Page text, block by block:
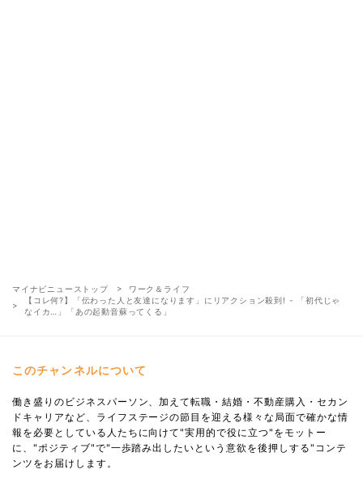
マイナビニューストップ
ワーク＆ライフ
【コレ何?】「伝わった人と友達になります」にリアクション殺到! - 「初代じゃ
なイカ…」「あの起動音蘇ってくる」
このチャンネルについて
働き盛りのビジネスパーソン、加えて転職・結婚・不動産購入・セカン
ドキャリアなど、ライフステージの節目を迎える様々な局面で確かな情
報を必要としている人たちに向けて"実用的で役に立つ"をモットー
に、"ポジティブ"で"一歩踏み出したいという意欲を後押しする"コンテ
ンツをお届けします。